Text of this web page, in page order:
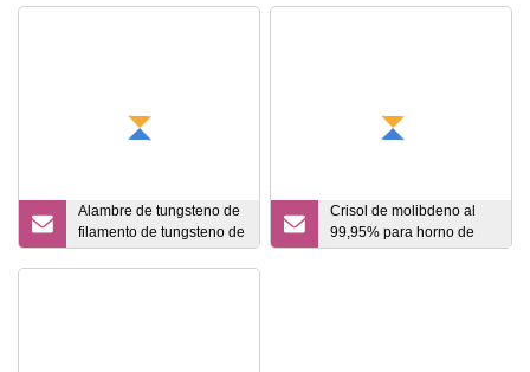
Alambre de tungsteno de
filamento de tungsteno de
hilo de tungsteno de
micrones puros
Crisol de molibdeno al
99,95% para horno de
crecimiento